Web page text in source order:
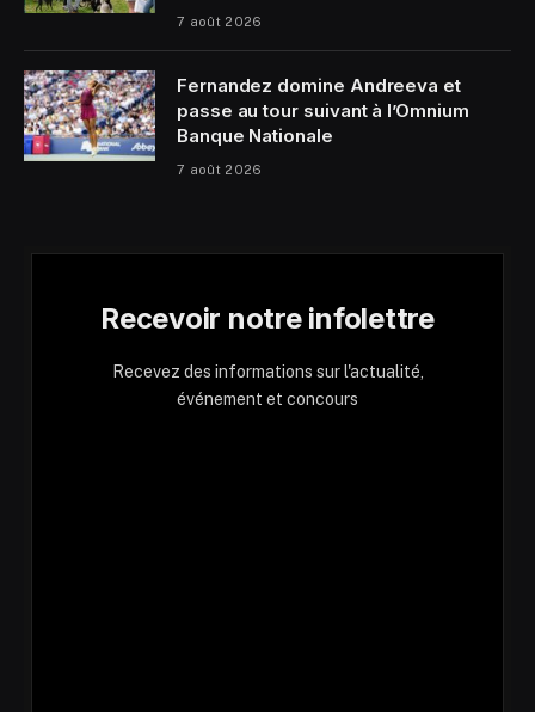
7 août 2026
Fernandez domine Andreeva et
passe au tour suivant à l’Omnium
Banque Nationale
7 août 2026
Recevoir notre infolettre
Recevez des informations sur l'actualité,
événement et concours